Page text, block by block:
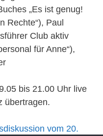
„Es ist genug!
Rechte“), Paul
Club aktiv
für Anne“),
bis 21.00 Uhr live
übertragen.
vom 20.